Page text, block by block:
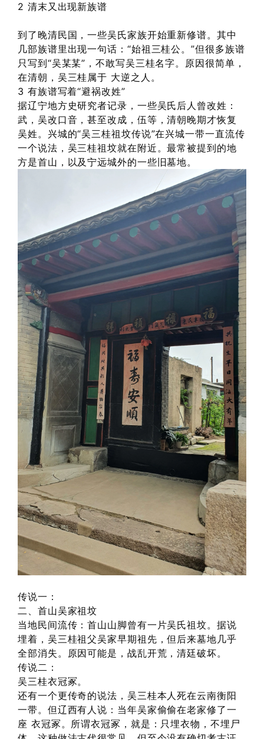
2 清末又出现新族谱
到了晚清民国，一些吴氏家族开始重新修谱。其中
几部族谱里出现一句话：“始祖三桂公。”但很多族谱
只写到“吴某某”，不敢写吴三桂名字。原因很简单，
在清朝，吴三桂属于 大逆之人。
3 有族谱写着“避祸改姓”
据辽宁地方史研究者记录，一些吴氏后人曾改姓：
武，吴改口音，甚至改成，伍等，清朝晚期才恢复
吴姓。兴城的“吴三桂祖坟传说”在兴城一带一直流传
一个说法，吴三桂祖坟就在附近。最常被提到的地
方是首山，以及宁远城外的一些旧墓地。
传说一：
二、首山吴家祖坟
当地民间流传：首山山脚曾有一片吴氏祖坟。据说
埋着，吴三桂祖父吴家早期祖先，但后来墓地几乎
全部消失。原因可能是，战乱开荒，清廷破坏。
传说二：
吴三桂衣冠冢。
还有一个更传奇的说法，吴三桂本人死在云南衡阳
一带。但辽西有人说：当年吴家偷偷在老家修了一
座 衣冠冢。所谓衣冠冢，就是：只埋衣物，不埋尸